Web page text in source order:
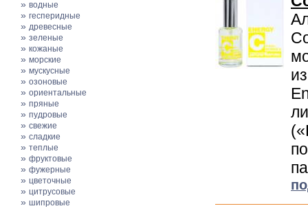
» водные
» гесперидные
» древесные
» зеленые
» кожаные
» морские
» мускусные
» озоновые
» ориентальные
» пряные
» пудровые
» свежие
» сладкие
» теплые
» фруктовые
» фужерные
» цветочные
» цитрусовые
» шипровые